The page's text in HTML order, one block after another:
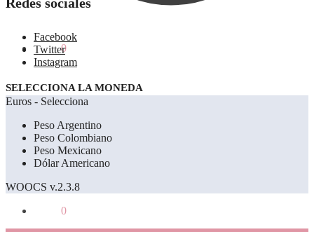
0.00€ 0
Facebook
Twitter
Instagram
SELECCIONA LA MONEDA
Euros - Selecciona
Peso Argentino
Peso Colombiano
Peso Mexicano
Dólar Americano
WOOCS v.2.3.8
0